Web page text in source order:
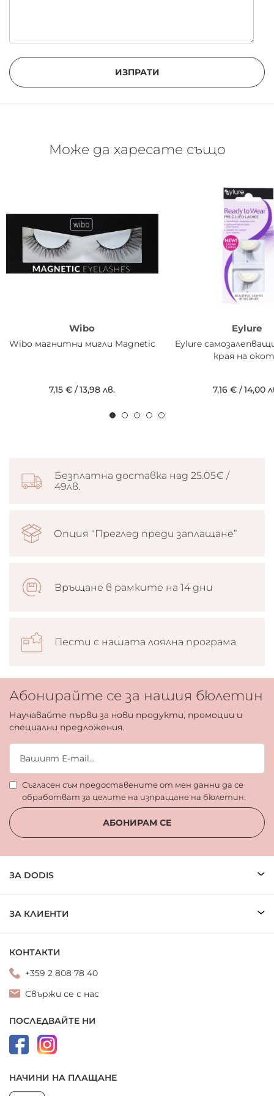
ИЗПРАТИ
Може да харесате също
Wibo
Wibo магнитни мигли Magnetic
7,15 € /13,98 лв.
Eylure
Eylure
края на
7,16 € /14,00
Безплатна доставка над 25.05€ /
49лв.
Опция “Преглед преди заплащане”
Връщане в рамките на 14 дни
Пести с нашата лоялна програма
Абонирайте се за нашия бюлетин
Научавайте първи за нови продукти, промоции и
специални предложения.
Съгласен съм предоставените от мен данни да се
обработват за целите на изпращане на бюлетин.
АБОНИРАМ СЕ
ЗА DODIS
ЗА КЛИЕНТИ
КОНТАКТИ
+359 2 808 78 40
Свържи се с нас
ПОСЛЕДВАЙТЕ НИ
НАЧИНИ НА ПЛАЩАНЕ